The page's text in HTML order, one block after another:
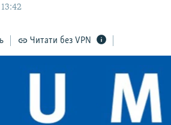
Читати без VPN